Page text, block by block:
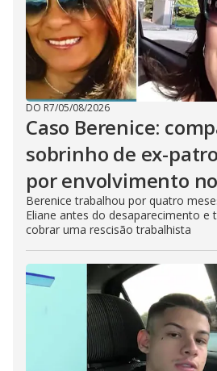
DO R7/05/08/2026
Caso Berenice:
sobrinho de ex-
por envolvimento
Berenice trabalhou por quatro
Eliane antes do desaparecimento
cobrar uma rescisão trabalhista